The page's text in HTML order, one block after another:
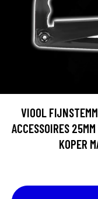
VIOOL
ACCESSOIRES
KOPER